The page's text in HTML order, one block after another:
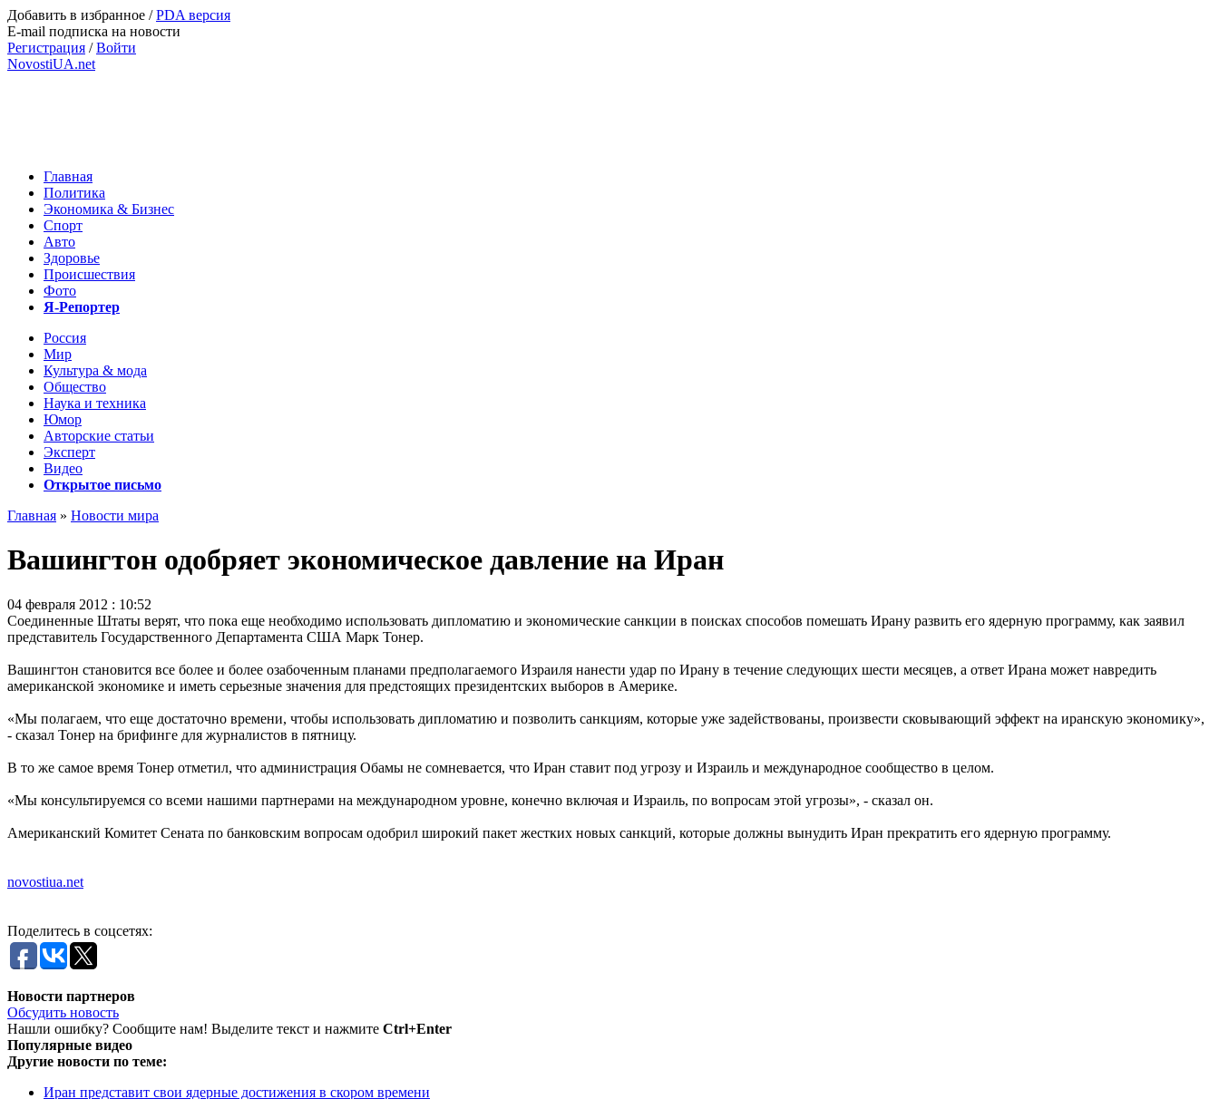
Добавить в избранное /PDA версия
E-mail подписка на новости
Регистрация /Войти
NovostiUA.net
Главная
Политика
Экономика & Бизнес
Спорт
Авто
Здоровье
Происшествия
Фото
Я-Репортер
Россия
Мир
Культура & мода
Общество
Наука и техника
Юмор
Авторские статьи
Эксперт
Видео
Открытое письмо
Главная » Новости мира
Вашингтон одобряет экономическое давление на Иран
04 февраля 2012 : 10:52
Соединенные Штаты верят, что пока еще необходимо использовать дипломатию и экономические санкции в поисках способов помешать Ирану развить его ядерную программу, как заявил
представитель Государственного Департамента США Марк Тонер.
Вашингтон становится все более и более озабоченным планами предполагаемого Израиля нанести удар по Ирану в течение следующих шести месяцев, а ответ Ирана может навредить
американской экономике и иметь серьезные значения для предстоящих президентских выборов в Америке.
«Мы полагаем, что еще достаточно времени, чтобы использовать дипломатию и позволить санкциям, которые уже задействованы, произвести сковывающий эффект на иранскую экономику»,
- сказал Тонер на брифинге для журналистов в пятницу.
В то же самое время Тонер отметил, что администрация Обамы не сомневается, что Иран ставит под угрозу и Израиль и международное сообщество в целом.
«Мы консультируемся со всеми нашими партнерами на международном уровне, конечно включая и Израиль, по вопросам этой угрозы», - сказал он.
Американский Комитет Сената по банковским вопросам одобрил широкий пакет жестких новых санкций, которые должны вынудить Иран прекратить его ядерную программу.
novostiua.net
Поделитесь в соцсетях:
Новости партнеров
Обсудить новость
Нашли ошибку? Сообщите нам! Выделите текст и нажмите Ctrl+Enter
Популярные видео
Другие новости по теме:
Иран представит свои ядерные достижения в скором времени